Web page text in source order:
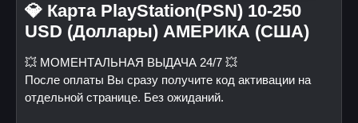
💎 Карта PlayStation(PSN) 10-250
USD (Доллары) АМЕРИКА (США)
💥 МОМЕНТАЛЬНАЯ ВЫДАЧА 24/7 💥
После оплаты Вы сразу получите код активации на
отдельной странице. Без ожиданий.